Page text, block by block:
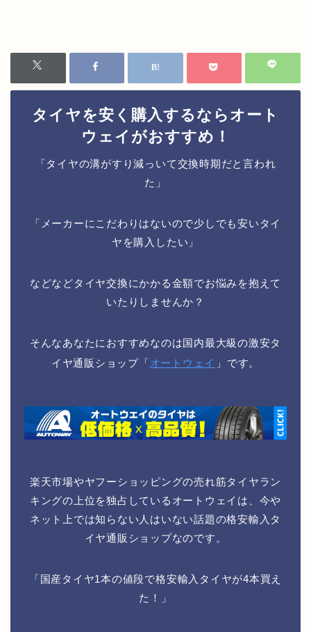
タイヤを安く購入するならオート
ウェイがおすすめ！
「タイヤの溝がすり減っいて交換時期だと言われ
た」
「メーカーにこだわりはないので少しでも安いタイ
ヤを購入したい」
などなどタイヤ交換にかかる金額でお悩みを抱えて
いたりしませんか？
そんなあなたにおすすめなのは国内最大級の激安タ
イヤ通販ショップ「オートウェイ 」です。
楽天市場やヤフーショッピングの売れ筋タイヤラン
キングの上位を独占しているオートウェイは、今や
ネット上では知らない人はいない話題の格安輸入タ
イヤ通販ショップなのです。
「国産タイヤ1本の値段で格安輸入タイヤが4本買え
た！」